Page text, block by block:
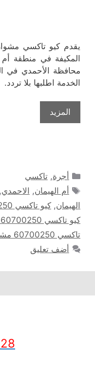
يقدم كيو تاكسي
المكيفة في منطقة
محافظة الأحمدي في
الخدمة اطلبها بلا تردد.
المزيد
التصنيفات
أجرة,تاكسي
الوسوم
أم الهيمان, الاحمدي
الهيمان, كيو تاكسي 60700250 في المنطقة العاشرة
كيو تاكسي 60700250 في محافظة الاحمدي
تاكسي 60700250 مشوار
أضف تعليق